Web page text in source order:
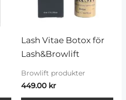
Lash Vitae Botox för
Lash&Browlift
Browlift produkter
449.00 kr